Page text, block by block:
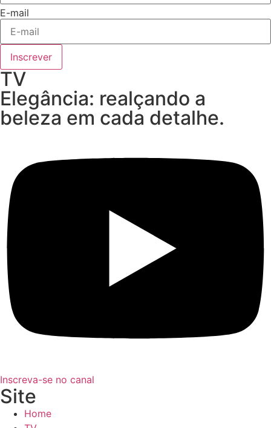
E-mail
Inscrever
TV
Elegância: realçando a
beleza em cada detalhe.
Inscreva-se no canal
Site
Home